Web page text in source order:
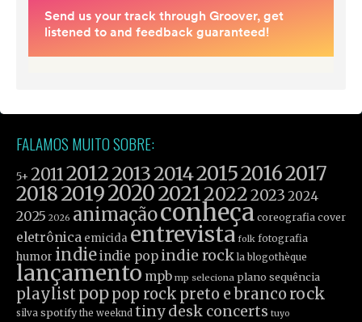
FALAMOS MUITO SOBRE:
5+ 2011201220132014201520162017
201820192020202120222023 2024
2025 2026 animaçãoconheça coreografia cover
eletrônica emicida entrevista folk fotografia
humor indieindie pop indie rock la blogothèque
lançamento mpb mp seleciona plano sequência
playlist poppop rock preto e branco rock
silva spotify the weeknd tiny desk concerts tuyo